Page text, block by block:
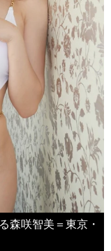
森咲智美＝東京・